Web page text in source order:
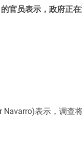
官员表示，政府正
表示，调查将